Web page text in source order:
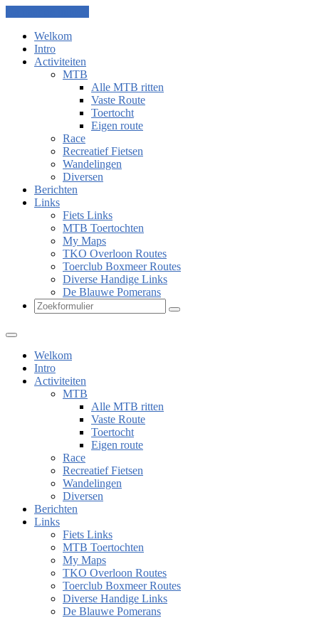
Welkom
Intro
Activiteiten
MTB
Alle MTB ritten
Vaste Route
Toertocht
Eigen route
Race
Recreatief Fietsen
Wandelingen
Diversen
Berichten
Links
Fiets Links
MTB Toertochten
My Maps
TKO Overloon Routes
Toerclub Boxmeer Routes
Diverse Handige Links
De Blauwe Pomerans
Zoeken
Welkom
Intro
Activiteiten
MTB
Alle MTB ritten
Vaste Route
Toertocht
Eigen route
Race
Recreatief Fietsen
Wandelingen
Diversen
Berichten
Links
Fiets Links
MTB Toertochten
My Maps
TKO Overloon Routes
Toerclub Boxmeer Routes
Diverse Handige Links
De Blauwe Pomerans